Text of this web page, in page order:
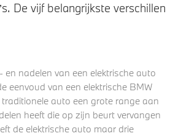
De vijf belangrijkste verschillen
en nadelen van een elektrische auto
eenvoud van een elektrische BMW
auto een grote range aan
heeft die op zijn beurt vervangen
de elektrische auto maar drie